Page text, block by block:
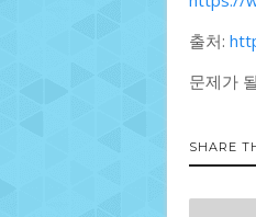
출처:
문제가
SHARE